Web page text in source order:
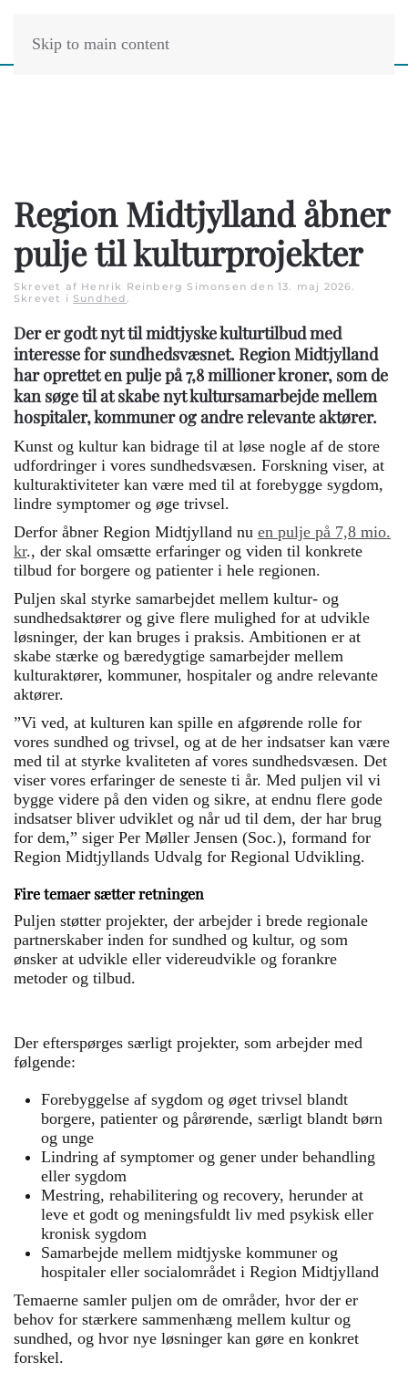
Skip to main content
Region Midtjylland åbner
pulje til kulturprojekter
Skrevet af Henrik Reinberg Simonsen den 13. maj 2026.
Skrevet i Sundhed.
Der er godt nyt til midtjyske kulturtilbud med
interesse for sundhedsvæsnet. Region Midtjylland
har oprettet en pulje på 7,8 millioner kroner, som de
kan søge til at skabe nyt kultursamarbejde mellem
hospitaler, kommuner og andre relevante aktører.
Kunst og kultur kan bidrage til at løse nogle af de store
udfordringer i vores sundhedsvæsen. Forskning viser, at
kulturaktiviteter kan være med til at forebygge sygdom,
lindre symptomer og øge trivsel.
Derfor åbner Region Midtjylland nu en pulje på 7,8 mio.
kr., der skal omsætte erfaringer og viden til konkrete
tilbud for borgere og patienter i hele regionen.
Puljen skal styrke samarbejdet mellem kultur- og
sundhedsaktører og give flere mulighed for at udvikle
løsninger, der kan bruges i praksis. Ambitionen er at
skabe stærke og bæredygtige samarbejder mellem
kulturaktører, kommuner, hospitaler og andre relevante
aktører.
”Vi ved, at kulturen kan spille en afgørende rolle for
vores sundhed og trivsel, og at de her indsatser kan være
med til at styrke kvaliteten af vores sundhedsvæsen. Det
viser vores erfaringer de seneste ti år. Med puljen vil vi
bygge videre på den viden og sikre, at endnu flere gode
indsatser bliver udviklet og når ud til dem, der har brug
for dem,” siger Per Møller Jensen (Soc.), formand for
Region Midtjyllands Udvalg for Regional Udvikling.
Fire temaer sætter retningen
Puljen støtter projekter, der arbejder i brede regionale
partnerskaber inden for sundhed og kultur, og som
ønsker at udvikle eller videreudvikle og forankre
metoder og tilbud.
Der efterspørges særligt projekter, som arbejder med
følgende:
Forebyggelse af sygdom og øget trivsel blandt
borgere, patienter og pårørende, særligt blandt børn
og unge
Lindring af symptomer og gener under behandling
eller sygdom
Mestring, rehabilitering og recovery, herunder at
leve et godt og meningsfuldt liv med psykisk eller
kronisk sygdom
Samarbejde mellem midtjyske kommuner og
hospitaler eller socialområdet i Region Midtjylland
Temaerne samler puljen om de områder, hvor der er
behov for stærkere sammenhæng mellem kultur og
sundhed, og hvor nye løsninger kan gøre en konkret
forskel.